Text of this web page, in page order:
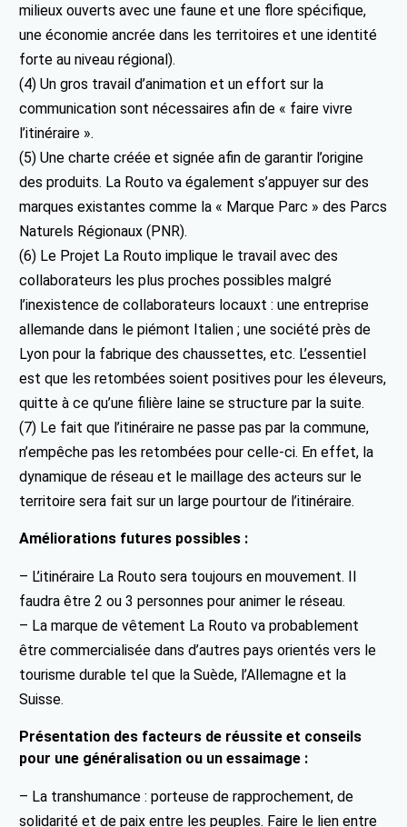
milieux ouverts avec une faune et une flore spécifique,
une économie ancrée dans les territoires et une identité
forte au niveau régional).
(4) Un gros travail d’animation et un effort sur la
communication sont nécessaires afin de « faire vivre
l’itinéraire ».
(5) Une charte créée et signée afin de garantir l’origine
des produits. La Routo va également s’appuyer sur des
marques existantes comme la « Marque Parc » des Parcs
Naturels Régionaux (PNR).
(6) Le Projet La Routo implique le travail avec des
collaborateurs les plus proches possibles malgré
l’inexistence de collaborateurs locauxt : une entreprise
allemande dans le piémont Italien ; une société près de
Lyon pour la fabrique des chaussettes, etc. L’essentiel
est que les retombées soient positives pour les éleveurs,
quitte à ce qu’une filière laine se structure par la suite.
(7) Le fait que l’itinéraire ne passe pas par la commune,
n’empêche pas les retombées pour celle-ci. En effet, la
dynamique de réseau et le maillage des acteurs sur le
territoire sera fait sur un large pourtour de l’itinéraire.
Améliorations futures possibles :
– L’itinéraire La Routo sera toujours en mouvement. Il
faudra être 2 ou 3 personnes pour animer le réseau.
– La marque de vêtement La Routo va probablement
être commercialisée dans d’autres pays orientés vers le
tourisme durable tel que la Suède, l’Allemagne et la
Suisse.
Présentation des facteurs de réussite et conseils
pour une généralisation ou un essaimage :
– La transhumance : porteuse de rapprochement, de
solidarité et de paix entre les peuples. Faire le lien entre